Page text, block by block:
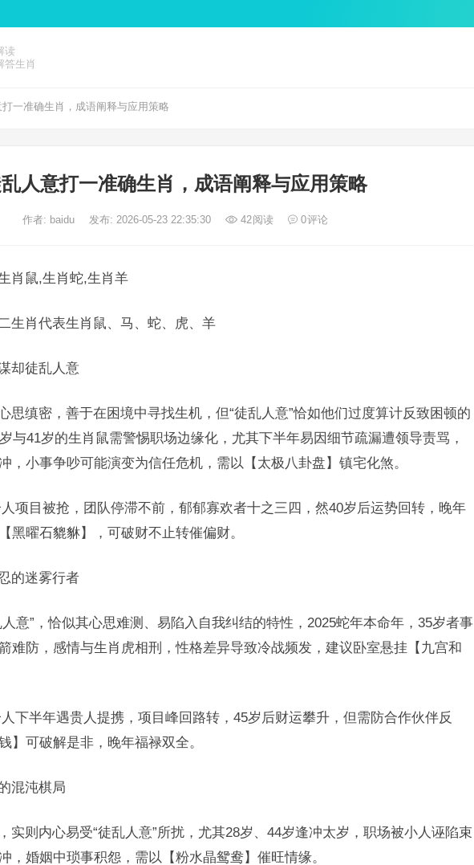
读
答生肖
一准确生肖，成语阐释与应用策略
人意打一准确生肖，成语阐释与应用策略
作者: baidu 发布: 2026-05-23 22:35:30 42阅读 0评论
肖鼠,生肖蛇,生肖羊
生肖代表生肖鼠、马、蛇、虎、羊
却徒乱人意
思缜密，善于在困境中寻找生机，但“徒乱人意”恰如他们过度算计反致困顿的
与41岁的生肖鼠需警惕职场边缘化，尤其下半年易因细节疏漏遭领导责骂，
，小事争吵可能演变为信任危机，需以【太极八卦盘】镇宅化煞。
项目被抢，团队停滞不前，郁郁寡欢者十之三四，然40岁后运势回转，晚年
黑曜石貔貅】，可破财不止转催偏财。
的迷雾行者
意”，恰似其心思难测、易陷入自我纠结的特性，2025蛇年本命年，35岁者事
难防，感情与生肖虎相刑，性格差异导致冷战频发，建议卧室悬挂【九宫和
下半年遇贵人提携，项目峰回路转，45岁后财运攀升，但需防合作伙伴反
】可破解是非，晚年福禄双全。
混沌棋局
实则内心易受“徒乱人意”所扰，尤其28岁、44岁逢冲太岁，职场被小人诬陷束
，婚姻中琐事积怨，需以【粉水晶鸳鸯】催旺情缘。